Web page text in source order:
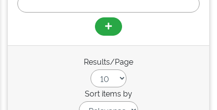
Results/Page
Sort items by